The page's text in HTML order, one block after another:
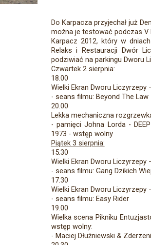
Do Karpacza przyjechał już
można je testować podczas V
Karpacz 2012, który w
Relaks i Restauracji Dwór
podziwiać na parkingu Dworu
Czwartek 2 sierpnia:
18.00
Wielki Ekran Dworu Liczyrzepy
- seans filmu: Beyond The Law
20.00
Lekka mechaniczna
- pamięci Johna Lorda -
1973 - wstęp wolny
Piątek 3 sierpnia:
15.30
Wielki Ekran Dworu Liczyrzepy
- seans filmu: Gang Dzikich
17.30
Wielki Ekran Dworu Liczyrzepy
- seans filmu: Easy Rider
19.00
Wielka scena Pikniku
wstęp wolny:
- Maciej Dłużniewski &